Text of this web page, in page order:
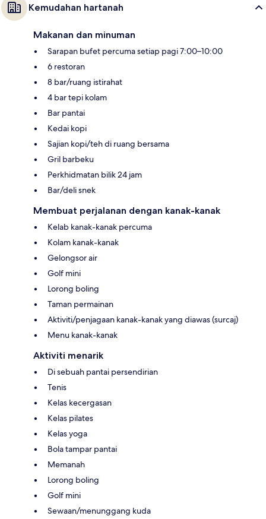
Kemudahan hartanah
Makanan dan minuman
Sarapan bufet percuma setiap pagi 7:00–10:00
6 restoran
8 bar/ruang istirahat
4 bar tepi kolam
Bar pantai
Kedai kopi
Sajian kopi/teh di ruang bersama
Gril barbeku
Perkhidmatan bilik 24 jam
Bar/deli snek
Membuat perjalanan dengan kanak-kanak
Kelab kanak-kanak percuma
Kolam kanak-kanak
Gelongsor air
Golf mini
Lorong boling
Taman permainan
Aktiviti/penjagaan kanak-kanak yang diawas (surcaj)
Menu kanak-kanak
Aktiviti menarik
Di sebuah pantai persendirian
Tenis
Kelas kecergasan
Kelas pilates
Kelas yoga
Bola tampar pantai
Memanah
Lorong boling
Golf mini
Sewaan/menunggang kuda